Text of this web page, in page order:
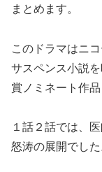
まとめます。
このドラマはニ
サスペンス小説
賞ノミネート作
１話２話では、
怒涛の展開でした